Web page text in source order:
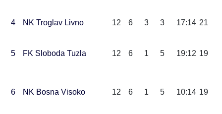
4 NK Troglav Livno 12 6 3 3 17:14 21
5 FK Sloboda Tuzla 12 6 1 5 19:12 19
6 NK Bosna Visoko 12 6 1 5 10:14 19